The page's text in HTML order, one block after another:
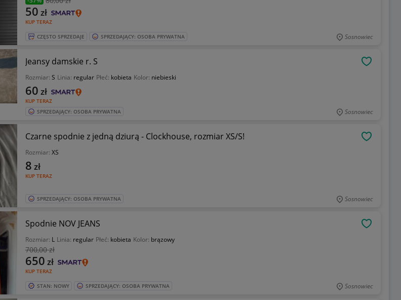
KUP TERAZ
50 zł
CZĘSTO SPRZEDAJE SPRZEDAJĄCY: OSOBA PRYWATNA Sosnowiec
Jeansy damskie r. S
Rozmiar: S Linia: regular Płeć: kobieta Kolor: niebieski
KUP TERAZ
60 zł
SPRZEDAJĄCY: OSOBA PRYWATNA Sosnowiec
Czarne spodnie z jedną dziurą - Clockhouse, rozmiar XS/S!
Rozmiar: XS
KUP TERAZ
8 zł
SPRZEDAJĄCY: OSOBA PRYWATNA Sosnowiec
Spodnie NOV JEANS
Rozmiar: L Linia: regular Płeć: kobieta Kolor: brązowy
700,00 zł
KUP TERAZ
650 zł
STAN: NOWY SPRZEDAJĄCY: OSOBA PRYWATNA Sosnowiec